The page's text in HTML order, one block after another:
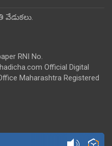
RNI No.
Official Digital
Maharashtra Registered